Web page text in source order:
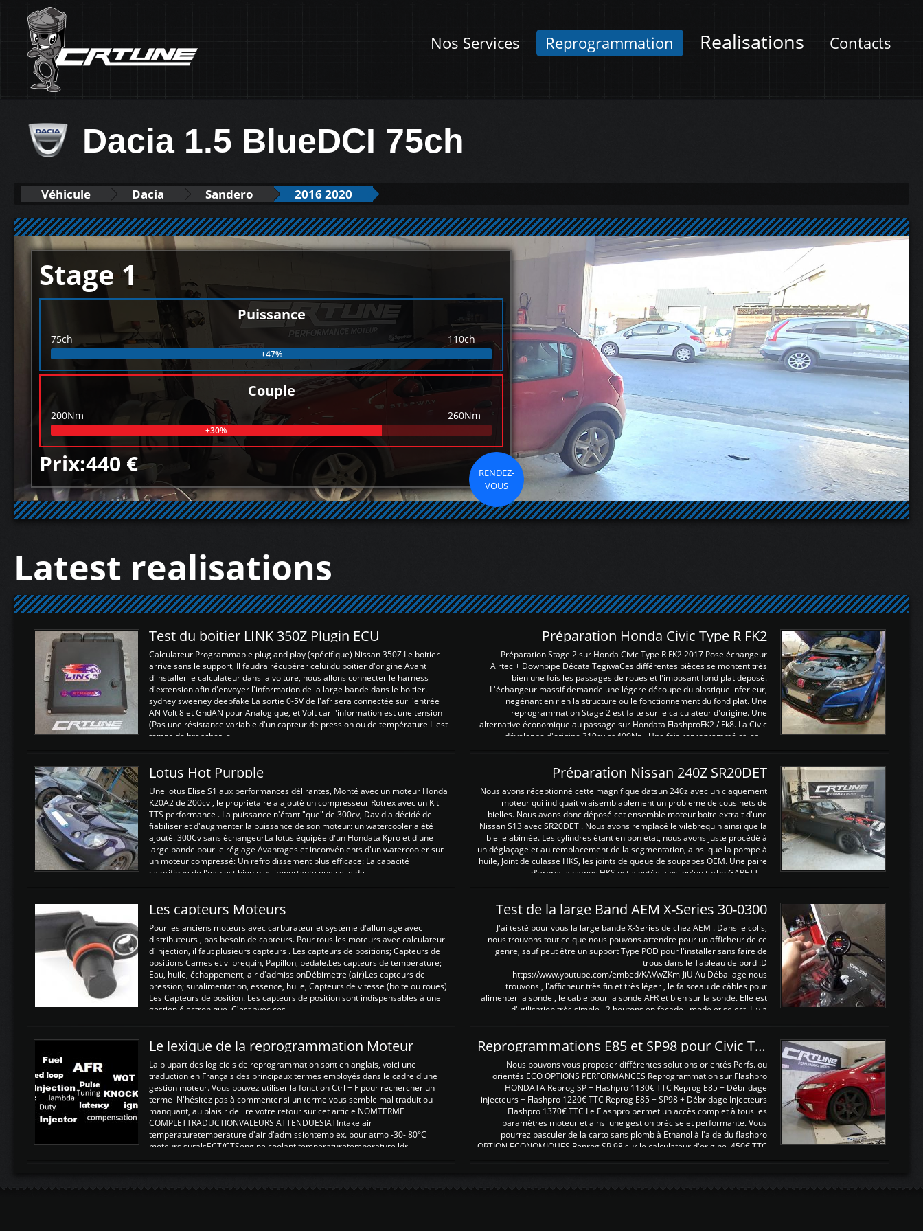
Nos Services Reprogrammation Realisations Contacts
Dacia 1.5 BlueDCI 75ch
Véhicule Dacia Sandero 2016 2020
Stage 1
Puissance
75ch 110ch
+47%
Couple
200Nm 260Nm
+30%
Prix:440 €
RENDEZ-
VOUS
Latest realisations
Test du boitier LINK 350Z Plugin ECU
Calculateur Programmable plug and play (spécifique) Nissan 350Z Le boitier
arrive sans le support, Il faudra récupérer celui du boitier d'origine Avant
d'installer le calculateur dans la voiture, nous allons connecter le harness
d'extension afin d'envoyer l'information de la large bande dans le boitier.
sydney sweeney deepfake La sortie 0-5V de l'afr sera connectée sur l'entrée
AN Volt 8 et GndAN pour Analogique, et Volt car l'information est une tension
(Pas une résistance variable d'un capteur de pression ou de température Il est
temps de brancher le ...
Préparation Honda Civic Type R FK2
Préparation Stage 2 sur Honda Civic Type R FK2 2017 Pose échangeur
Airtec + Downpipe Décata TegiwaCes différentes pièces se montent très
bien une fois les passages de roues et l'imposant fond plat déposé.
L'échangeur massif demande une légere découpe du plastique inferieur,
negénant en rien la structure ou le fonctionnement du fond plat. Une
reprogrammation Stage 2 est faite sur le calculateur d'origine. Une
alternative économique au passage sur Hondata FlashproFK2 / Fk8. La Civic
développe d'origine 310cv et 400Nn , Une fois reprogrammé et les ...
Lotus Hot Purpple
Une lotus Elise S1 aux performances délirantes, Monté avec un moteur Honda
K20A2 de 200cv , le propriétaire a ajouté un compresseur Rotrex avec un Kit
TTS performance . La puissance n'étant "que" de 300cv, David a décidé de
fiabiliser et d'augmenter la puissance de son moteur: un watercooler a été
ajouté. 300Cv sans échangeurLa lotus équipée d'un Hondata Kpro et d'une
large bande pour le réglage Avantages et inconvénients d'un watercooler sur
un moteur compressé: Un refroidissement plus efficace: La capacité
calorifique de l'eau est bien plus importante que celle de ...
Préparation Nissan 240Z SR20DET
Nous avons réceptionné cette magnifique datsun 240z avec un claquement
moteur qui indiquait vraisemblablement un probleme de cousinets de
bielles. Nous avons donc déposé cet ensemble moteur boite extrait d'une
Nissan S13 avec SR20DET . Nous avons remplacé le vilebrequin ainsi que la
bielle abimée. Les cylindres étant en bon état, nous avons juste procédé à
un déglaçage et au remplacement de la segmentation, ainsi que la pompe à
huile, Joint de culasse HKS, les joints de queue de soupapes OEM. Une paire
d'arbres a cames HKS est ajoutée ainsi qu'un turbo GARETT ...
Les capteurs Moteurs
Pour les anciens moteurs avec carburateur et système d'allumage avec
distributeurs , pas besoin de capteurs. Pour tous les moteurs avec calculateur
d'injection, il faut plusieurs capteurs . Les capteurs de positions; Capteurs de
positions Cames et vilbrequin, Papillon, pedale.Les capteurs de température;
Eau, huile, échappement, air d'admissionDébimetre (air)Les capteurs de
pression; suralimentation, essence, huile, Capteurs de vitesse (boite ou roues)
Les Capteurs de position. Les capteurs de position sont indispensables à une
gestion électronique. C'est avec ces ...
Test de la large Band AEM X-Series 30-0300
J'ai testé pour vous la large bande X-Series de chez AEM . Dans le colis,
nous trouvons tout ce que nous pouvons attendre pour un afficheur de ce
genre, sauf peut être un support Type POD pour l'installer sans faire de
trous dans le Tableau de bord :D
https://www.youtube.com/embed/KAVwZKm-JiU Au Déballage nous
trouvons , l'afficheur très fin et très léger , le faisceau de câbles pour
alimenter la sonde , le cable pour la sonde AFR et bien sur la sonde. Elle est
d'utilisation très simple , 2 boutons en façade , mode et select. Il y a
Le lexique de la reprogrammation Moteur
La plupart des logiciels de reprogrammation sont en anglais, voici une
traduction en Français des principaux termes employés dans le cadre d'une
gestion moteur. Vous pouvez utiliser la fonction Ctrl + F pour rechercher un
terme N'hésitez pas à commenter si un terme vous semble mal traduit ou
manquant, au plaisir de lire votre retour sur cet article NOMTERME
COMPLETTRADUCTIONVALEURS ATTENDUESIATIntake air
temperaturetemperature d'air d'admissiontemp ex. pour atmo -30- 80°C
moteurs suralsECT/CTSengine coolant temperaturetemperature ldr
Reprogrammations E85 et SP98 pour Civic Type R FN2
Nous pouvons vous proposer différentes solutions orientés Perfs. ou
orientés ECO OPTIONS PERFORMANCES Reprogrammation sur Flashpro
HONDATA Reprog SP + Flashpro 1130€ TTC Reprog E85 + Débridage
injecteurs + Flashpro 1220€ TTC Reprog E85 + SP98 + Débridage Injecteurs
+ Flashpro 1370€ TTC Le Flashpro permet un accès complet à tous les
paramètres moteur et ainsi une gestion précise et performante. Vous
pourrez basculer de la carto sans plomb à Ethanol à l'aide du flashpro
OPTION ECONOMIQUES Reprog SP 98 sur le calculateur d'origine 450€ TTC